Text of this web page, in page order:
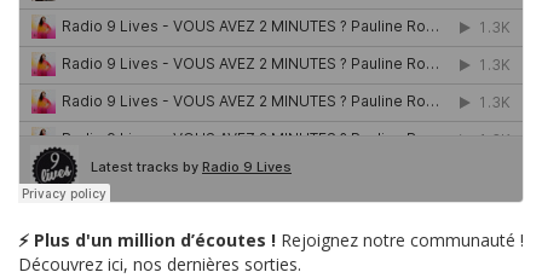
⚡ Plus d'un million d’écoutes ! Rejoignez notre communauté !
Découvrez ici, nos dernières sorties.